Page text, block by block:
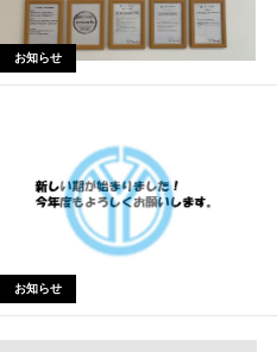
お知らせ
お知らせ